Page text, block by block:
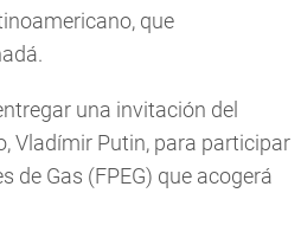
que
una invitación del
Vladímir Putin, para participar
de Gas (FPEG) que acogerá